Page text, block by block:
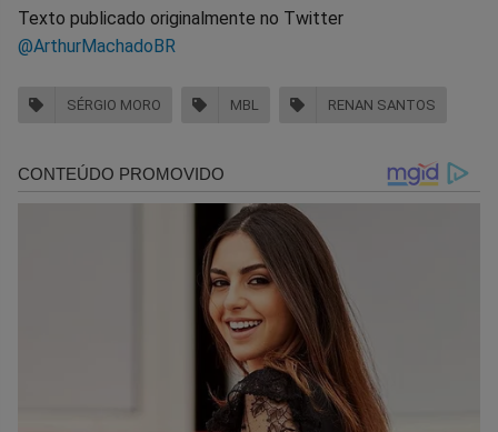
Texto publicado originalmente no Twitter
@ArthurMachadoBR
SÉRGIO MORO MBL RENAN SANTOS